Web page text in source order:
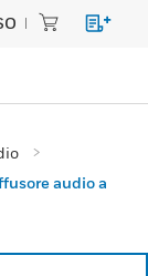
audio a